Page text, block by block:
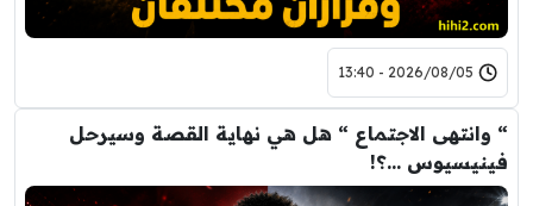
2026/08/05 - 13:40
“ وانتهى الاجتماع “ هل هي نهاية القصة وسيرحل
فينيسيوس …؟!